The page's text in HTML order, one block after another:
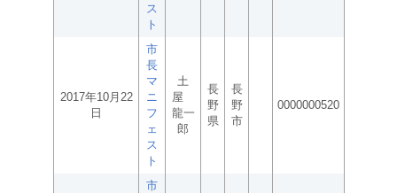
ス
ト
2017年10月22
日
市
長
マ
ニ
フ
ェ
ス
ト
土
屋
龍一
郎
長
野
県
長
野
市
0000000520
市